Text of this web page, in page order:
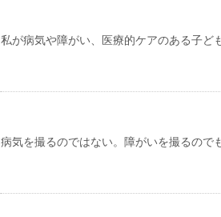
私が病気や障がい、医療的ケアのある子ど
病気を撮るのではない。障がいを撮るので